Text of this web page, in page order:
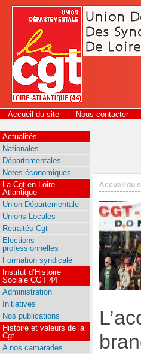
Panneau de gestion des cookies
Accueil du site Nous contacter
2026
Accueil du
Actualités
Nationales
Départementales
Notes économiques
La Cgt en Loire-
Atlantique
Union Départementale
Unions Locales
Retraités Cgt
Elections
professionnelles
Formation syndicale
Institut d’Histoire
Sociale CGT 44
Administration
Initiatives
Nos publications
Histoire et valeurs de la
Cgt
A nos camarades